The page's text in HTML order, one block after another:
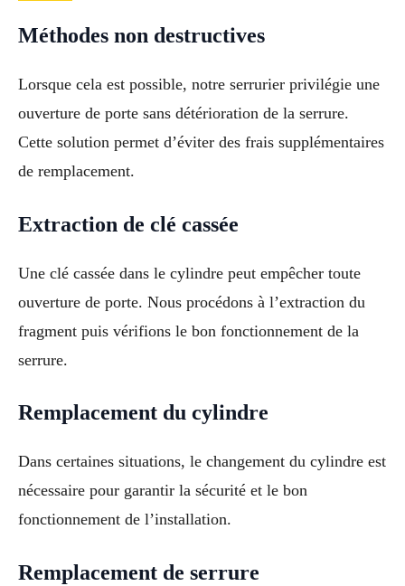
Méthodes non destructives
Lorsque cela est possible, notre serrurier privilégie une
ouverture de porte sans détérioration de la serrure.
Cette solution permet d’éviter des frais supplémentaires
de remplacement.
Extraction de clé cassée
Une clé cassée dans le cylindre peut empêcher toute
ouverture de porte. Nous procédons à l’extraction du
fragment puis vérifions le bon fonctionnement de la
serrure.
Remplacement du cylindre
Dans certaines situations, le changement du cylindre est
nécessaire pour garantir la sécurité et le bon
fonctionnement de l’installation.
Remplacement de serrure